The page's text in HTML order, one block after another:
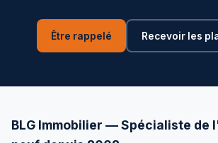
Être rappelé Recevoir les
BLG Immobilier — Spécialiste de